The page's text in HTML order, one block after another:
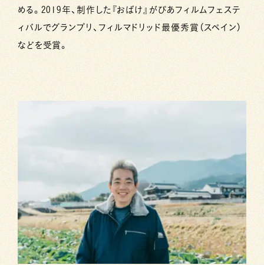
める。2019年、制作した『おばけ』がぴあフィルムフェステ
ィバルでグランプリ、フィルマドリッド最優秀賞（スペイン）
などを受賞。